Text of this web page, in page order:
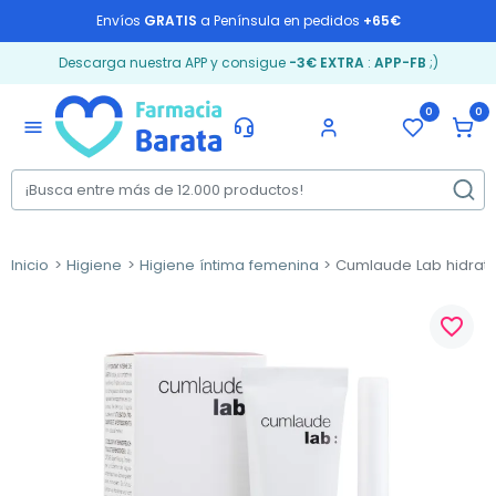
Envíos GRATIS a Península en pedidos +65€
Descarga nuestra APP y consigue -3€ EXTRA: APP-FB ;)
menu
0 0
Inicio Higiene Higiene íntima femenina Cumlaude Lab
favorite_border